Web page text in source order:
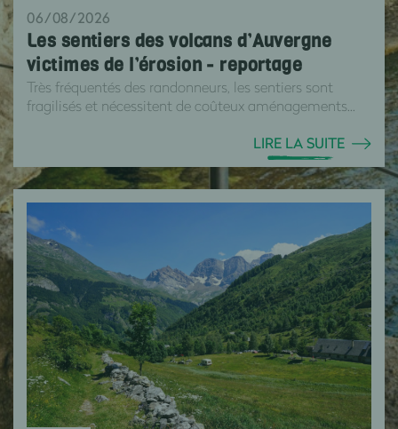
06/08/2026
Les sentiers des volcans d’Auvergne
victimes de l’érosion - reportage
Très fréquentés des randonneurs, les sentiers sont
fragilisés et nécessitent de coûteux aménagements...
LIRE LA SUITE